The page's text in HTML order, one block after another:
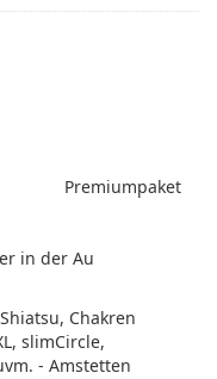
Premiumpaket
in der Au
Chakren
slimCircle,
- Amstetten